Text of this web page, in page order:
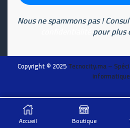
Nous ne spammons pas !
pour plus
Copyright © 2025Tecnocity.ma–
informatique
Accueil Boutique
Chat sur WhatsApp